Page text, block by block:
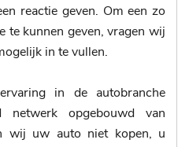
reactie geven. Om een zo
te kunnen geven, vragen wij
in te vullen.
in de autobranche
opgebouwd van
wij uw auto niet kopen, u